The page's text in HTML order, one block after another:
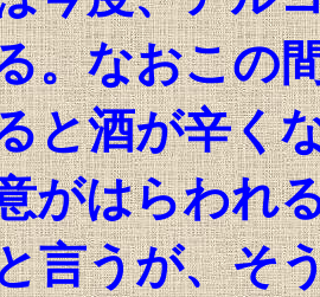
。なおこの
と酒が辛く
がはらわれ
言うが、そ